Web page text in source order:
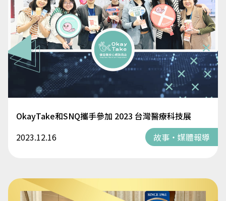
OkayTake和SNQ攜手參加 2023 台灣醫療科技展
2023.12.16
故事・媒體報導